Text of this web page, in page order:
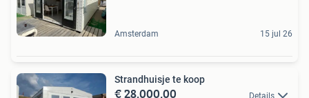
Amsterdam 15 jul 26
Strandhuisje te koop
€ 28.000,00 Details